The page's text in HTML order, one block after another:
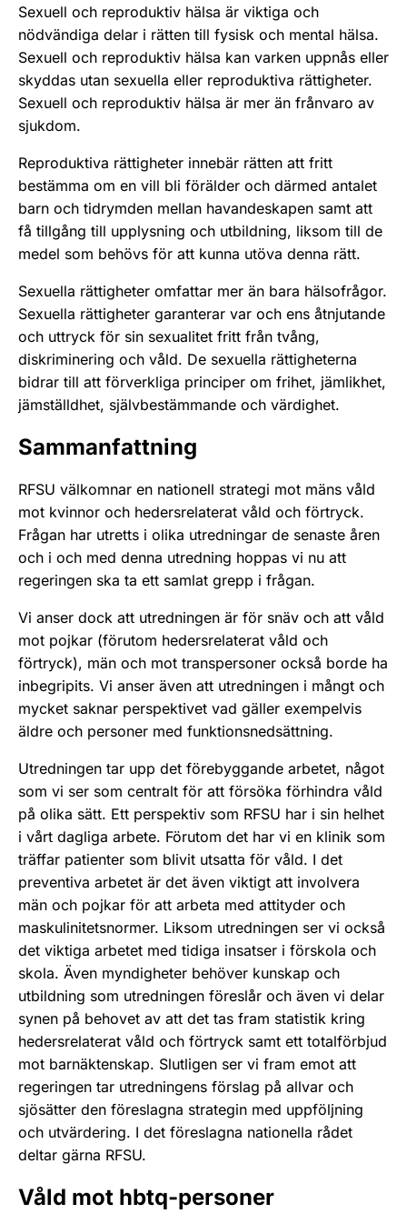
Sexuell och reproduktiv hälsa är viktiga och
nödvändiga delar i rätten till fysisk och mental hälsa.
Sexuell och reproduktiv hälsa kan varken uppnås eller
skyddas utan sexuella eller reproduktiva rättigheter.
Sexuell och reproduktiv hälsa är mer än frånvaro av
sjukdom.
Reproduktiva rättigheter innebär rätten att fritt
bestämma om en vill bli förälder och därmed antalet
barn och tidrymden mellan havandeskapen samt att
få tillgång till upplysning och utbildning, liksom till de
medel som behövs för att kunna utöva denna rätt.
Sexuella rättigheter omfattar mer än bara hälsofrågor.
Sexuella rättigheter garanterar var och ens åtnjutande
och uttryck för sin sexualitet fritt från tvång,
diskriminering och våld. De sexuella rättigheterna
bidrar till att förverkliga principer om frihet, jämlikhet,
jämställdhet, självbestämmande och värdighet.
Sammanfattning
RFSU välkomnar en nationell strategi mot mäns våld
mot kvinnor och hedersrelaterat våld och förtryck.
Frågan har utretts i olika utredningar de senaste åren
och i och med denna utredning hoppas vi nu att
regeringen ska ta ett samlat grepp i frågan.
Vi anser dock att utredningen är för snäv och att våld
mot pojkar (förutom hedersrelaterat våld och
förtryck), män och mot transpersoner också borde ha
inbegripits. Vi anser även att utredningen i mångt och
mycket saknar perspektivet vad gäller exempelvis
äldre och personer med funktionsnedsättning.
Utredningen tar upp det förebyggande arbetet, något
som vi ser som centralt för att försöka förhindra våld
på olika sätt. Ett perspektiv som RFSU har i sin helhet
i vårt dagliga arbete. Förutom det har vi en klinik som
träffar patienter som blivit utsatta för våld. I det
preventiva arbetet är det även viktigt att involvera
män och pojkar för att arbeta med attityder och
maskulinitetsnormer. Liksom utredningen ser vi också
det viktiga arbetet med tidiga insatser i förskola och
skola. Även myndigheter behöver kunskap och
utbildning som utredningen föreslår och även vi delar
synen på behovet av att det tas fram statistik kring
hedersrelaterat våld och förtryck samt ett totalförbjud
mot barnäktenskap. Slutligen ser vi fram emot att
regeringen tar utredningens förslag på allvar och
sjösätter den föreslagna strategin med uppföljning
och utvärdering. I det föreslagna nationella rådet
deltar gärna RFSU.
Våld mot hbtq-personer